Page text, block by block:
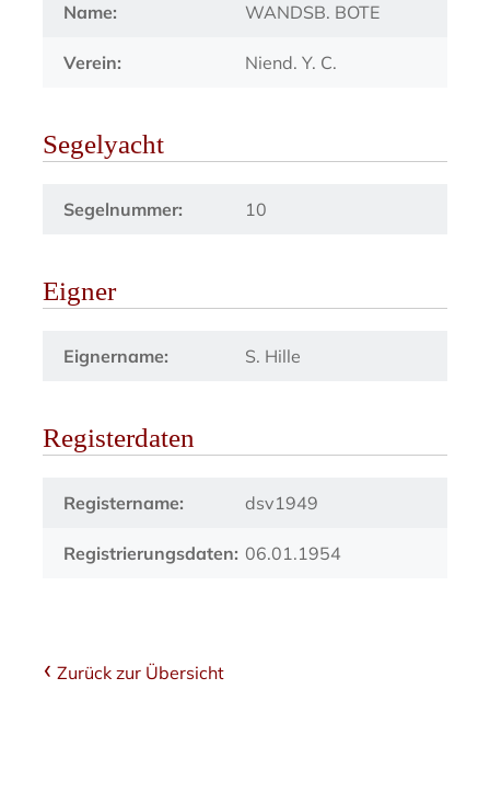
Name: WANDSB. BOTE
Verein: Niend. Y. C.
Segelyacht
Segelnummer: 10
Eigner
Eignername: S. Hille
Registerdaten
Registername: dsv1949
Registrierungsdaten: 06.01.1954
Zurück zur Übersicht